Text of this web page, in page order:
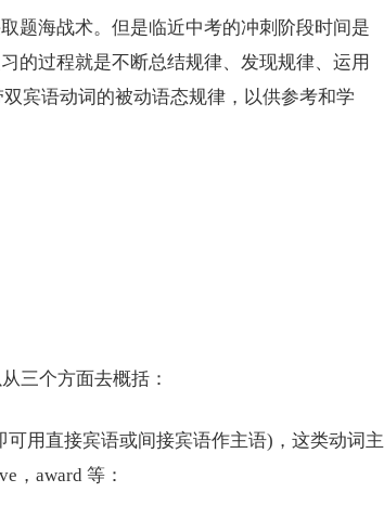
题海战术。但是临近中考的冲刺阶段时间是
的过程就是不断总结规律、发现规律、运用
宾语动词的被动语态规律，以供参考和学
三个方面去概括：
用直接宾语或间接宾语作主语)，这类动词主
，award 等：